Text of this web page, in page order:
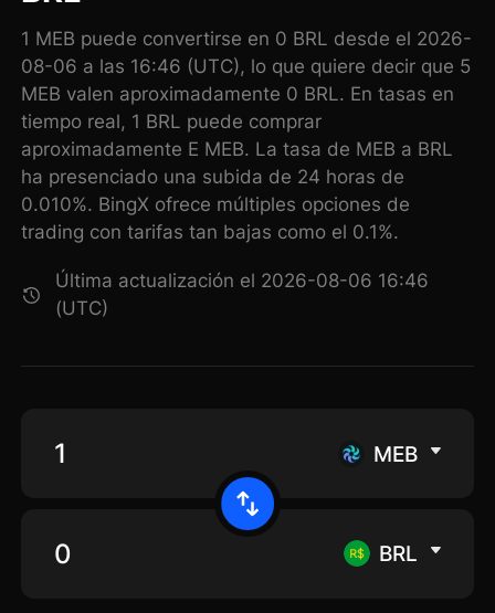
1 MEB puede convertirse en 0 BRL desde el 2026-
08-06 a las 16:46 (UTC), lo que quiere decir que 5
MEB valen aproximadamente 0 BRL. En tasas en
tiempo real, 1 BRL puede comprar
aproximadamente E MEB. La tasa de MEB a BRL
ha presenciado una subida de 24 horas de
0.010%. BingX ofrece múltiples opciones de
trading con tarifas tan bajas como el 0.1%.
Última actualización el 2026-08-06 16:46
(UTC)
MEB
BRL